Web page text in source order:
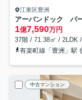
江東区豊洲
アーバンドック パ
1億7,590万円
37階 / 71.38㎡ / 2LDK
有楽町線「豊洲」駅
中古マンション